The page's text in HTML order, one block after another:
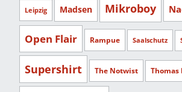
Leipzig Madsen Mikroboy
Open Flair Rampue Saalschutz
Supershirt The Notwist Thomas